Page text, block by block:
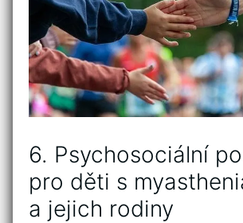
6. Psychosociální
pro děti s​
a ‌jejich rodiny